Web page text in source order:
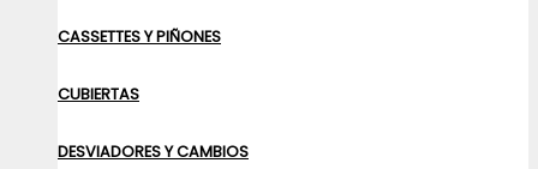
CASSETTES Y PIÑONES
CUBIERTAS
DESVIADORES Y CAMBIOS